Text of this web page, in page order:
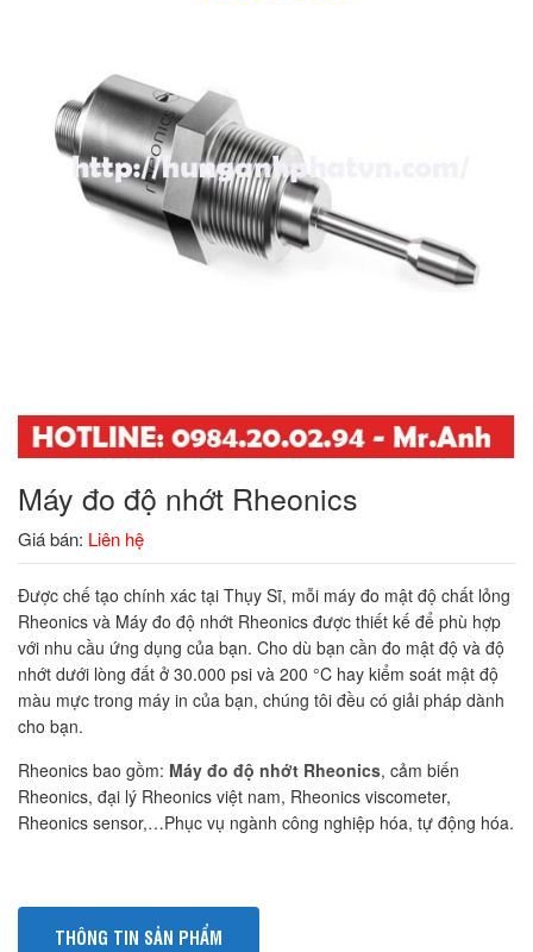
Máy đo độ nhớt Rheonics
Giá bán: Liên hệ
Được chế tạo chính xác tại Thụy Sĩ, mỗi máy đo mật độ chất lỏng
Rheonics và Máy đo độ nhớt Rheonics được thiết kế để phù hợp
với nhu cầu ứng dụng của bạn. Cho dù bạn cần đo mật độ và độ
nhớt dưới lòng đất ở 30.000 psi và 200 °C hay kiểm soát mật độ
màu mực trong máy in của bạn, chúng tôi đều có giải pháp dành
cho bạn.
Rheonics bao gồm: Máy đo độ nhớt Rheonics, cảm biến
Rheonics, đại lý Rheonics việt nam, Rheonics viscometer,
Rheonics sensor,…Phục vụ ngành công nghiệp hóa, tự động hóa.
THÔNG TIN SẢN PHẨM